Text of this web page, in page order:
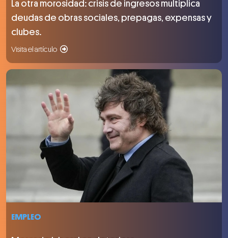
La otra morosidad: crisis de ingresos multiplica
deudas de obras sociales, prepagas, expensas y
clubes.
Visita el artículo
EMPLEO